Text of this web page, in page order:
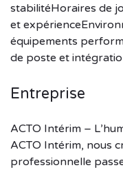
stabilitéHoraires de
et
équipements
de poste et
Entreprise
ACTO Intérim –
ACTO Intérim, nous
professionnelle